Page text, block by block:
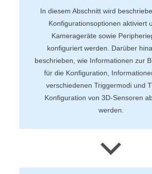
In diesem Abschnitt wird
Konfigurationsoptionen aktiviert
Kamerageräte sowie
konfiguriert werden. Darüber
beschrieben, wie Informationen zur
für die Konfiguration,
verschiedenen Triggermodi und
Konfiguration von 3D‑Sensoren
werden.